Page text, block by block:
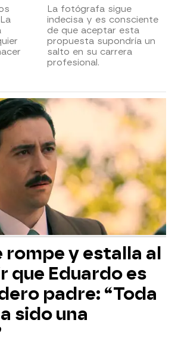
La fotógrafa sigue
indecisa y es consciente
de que aceptar esta
propuesta supondría un
salto en su carrera
profesional.
rompe y estalla al
que Eduardo es
padre: “Toda
sido una